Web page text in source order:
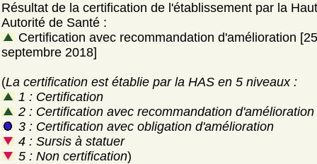
Résultat de la certification de l'établissement par la
Autorité de Santé :
Certification avec recommandation d'amélioration [25
septembre 2018]
(La certification est établie par la HAS en 5 niveaux :
1 : Certification
2 : Certification avec recommandation d'amélioration
3 : Certification avec obligation d'amélioration
4 : Sursis à statuer
5 : Non certification)